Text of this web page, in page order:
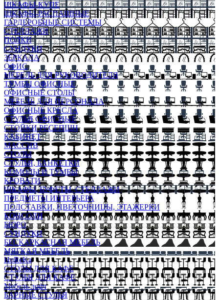
ШКАФЫ-КУПЕ
ШКАФЫ-РАСПАШНЫЕ
ГАРДЕРОБНЫЕ СИСТЕМЫ
СТЕЛЛАЖИ
ПОЛКИ
СУНДУКИ
ЗЕРКАЛА
ОФИС
МЕБЕЛЬ ДЛЯ РУКОВОДИТЕЛЯ
ТУМБЫ ОФИСНЫЕ
ОФИСНЫЕ СТОЛЫ
МЕБЕЛЬ ДЛЯ ПЕРСОНАЛА
ОФИСНЫЕ КРЕСЛА
СТУЛЬЯ ОФИСНЫЕ
СТОЙКИ РЕСЕПШН
КАБИНЕТ
МАССИВ
СТОЛЫ
СТУЛЬЯ, БАНКЕТКИ
КОМОДЫ И ТУМБЫ
КРОВАТИ
ШКАФЫ, БУФЕТЫ, СТЕЛЛАЖИ
ПРЕДМЕТЫ ИНТЕРЬЕРА
ПОДСТАВКИ, ЦВЕТОЧНИЦЫ, ЭТАЖЕРКИ
КОНСОЛИ
БЮРО
СУНДУКИ
БЕСКАРКАСНАЯ МЕБЕЛЬ
МЯГКАЯ МЕБЕЛЬ
HoReKa
СТОЛЫ ДЛЯ КАФЕ
СТУЛЬЯ ДЛЯ КАФЕ
Мебель лофт
БАРНЫЕ СТУЛЬЯ